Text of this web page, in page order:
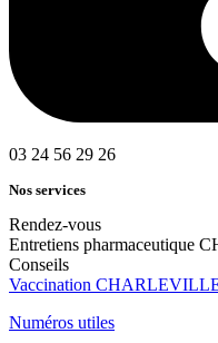
03 24 56 29 26
Nos services
Rendez-vous
Entretiens pharmaceutique
Conseils
Vaccination
Numéros utiles